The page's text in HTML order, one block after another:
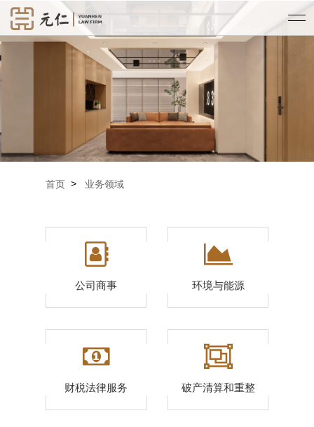
首页 > 业务领域
公司商事 环境与能源
财税法律服务 破产清算和重整